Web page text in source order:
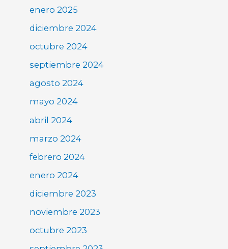
enero 2025
diciembre 2024
octubre 2024
septiembre 2024
agosto 2024
mayo 2024
abril 2024
marzo 2024
febrero 2024
enero 2024
diciembre 2023
noviembre 2023
octubre 2023